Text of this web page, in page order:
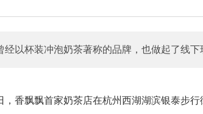
经以杯装冲泡奶茶著称的品牌，也做起了线下
，香飘飘首家奶茶店在杭州西湖湖滨银泰步行